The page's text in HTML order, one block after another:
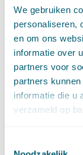
We gebruiken
personaliseren,
en om ons
informatie over
partners voor
partners
informatie die u
verzameld op
(artt.